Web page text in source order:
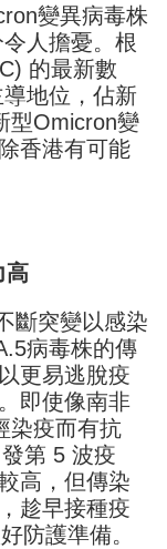
變異病毒株
人擔憂。 根
的最新數
地位，佔新
型Omicron變
香港有可能
高
斷突變以感染
病毒株的傳
更易逃脫疫
。 即使像南非
染疫而有抗
第 5 波疫
高，但傳染
趁早接種疫
防護準備。